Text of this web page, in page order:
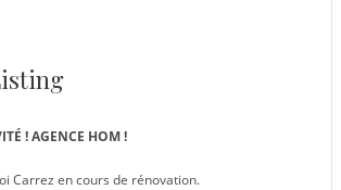
! AGENCE HOM !
Carrez en cours de rénovation.